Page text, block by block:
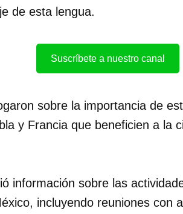
de esta lengua.
Suscríbete a nuestro canal
sobre la importancia de
y Francia que beneficien a la
información sobre las
incluyendo reuniones con